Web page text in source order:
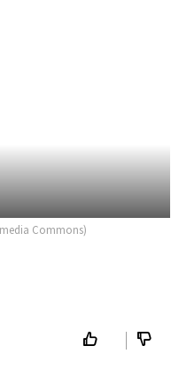
Commons)